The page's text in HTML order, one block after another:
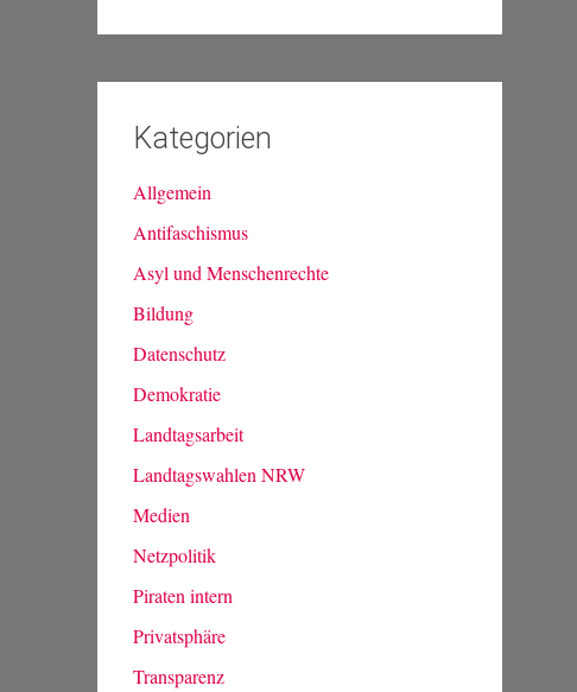
Kategorien
Allgemein
Antifaschismus
Asyl und Menschenrechte
Bildung
Datenschutz
Demokratie
Landtagsarbeit
Landtagswahlen NRW
Medien
Netzpolitik
Piraten intern
Privatsphäre
Transparenz